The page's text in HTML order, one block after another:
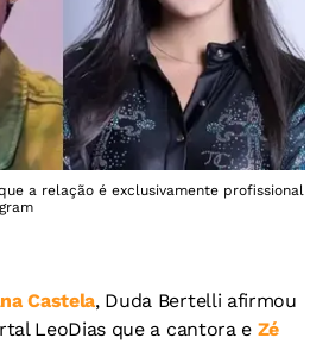
a relação é exclusivamente profissional
Castela, Duda Bertelli afirmou
LeoDias que a cantora e Zé